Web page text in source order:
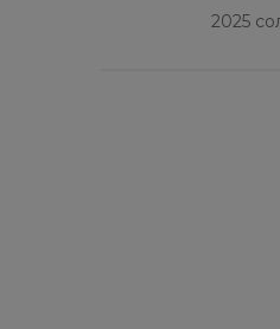
2025